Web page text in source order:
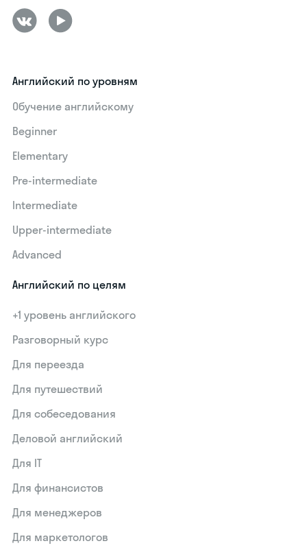
Английский по уровням
Обучение английскому
Beginner
Elementary
Pre-intermediate
Intermediate
Upper-intermediate
Advanced
Английский по целям
+1 уровень английского
Разговорный курс
Для переезда
Для путешествий
Для собеседования
Деловой английский
Для IT
Для финансистов
Для менеджеров
Для маркетологов